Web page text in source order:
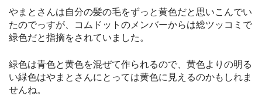
やまとさんは自分の髪の毛をずっと黄色だと思いこんでい
たのでっすが、コムドットのメンバーからは総ツッコミで
緑色だと指摘をされていました。
緑色は青色と黄色を混ぜて作られるので、黄色よりの明る
い緑色はやまとさんにとっては黄色に見えるのかもしれま
せんね。